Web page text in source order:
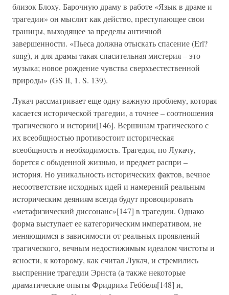
близок Блоху. Барочную драму в работе «Язык в драме и
трагедии» он мыслит как действо, преступающее свои
границы, выходящее за пределы античной
завершенности. «Пьеса должна отыскать спасение (Erl?
sung), и для драмы такая спасительная мистерия – это
музыка; новое рождение чувства сверхъестественной
природы» (GS II, 1. S. 139).
Лукач рассматривает еще одну важную проблему, которая
касается исторической трагедии, а точнее – соотношения
трагического и истории[146]. Вершинам трагического с
их всеобщностью противостоит историческая
всеобщность и необходимость. Трагедия, по Лукачу,
борется с обыденной жизнью, и предмет распри –
история. Но уникальность исторических фактов, вечное
несоответствие исходных идей и намерений реальным
историческим деяниям всегда будут провоцировать
«метафизический диссонанс»[147] в трагедии. Однако
форма выступает ее категорическим императивом, не
меняющимся в зависимости от реальных проявлений
трагического, вечным недостижимым идеалом чистоты и
ясности, к которому, как считал Лукач, и стремились
выспренние трагедии Эрнста (а также некоторые
драматические опыты Фридриха Геббеля[148] и,